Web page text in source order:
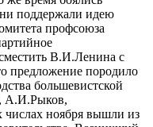
поддержали идею
профсоюза
В.И.Ленина с
предложение породило
большевистской
А.И.Рыков,
ноября вышли из